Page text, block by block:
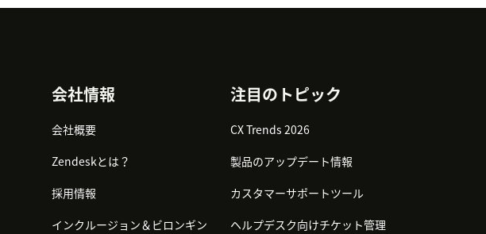
会社情報
会社概要
Zendeskとは？
採用情報
インクルージョン＆ビロンギン
注目のトピック
CX Trends 2026
製品のアップデート情報
カスタマーサポートツール
ヘルプデスク向けチケット管理